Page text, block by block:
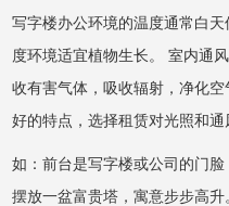
写字楼办公环境的温度通常白
度环境适宜植物生长。 室内通
收有害气体，吸收辐射，净化
好的特点，选择租赁对光照和通
如：前台是写字楼或公司的门
摆放一盆富贵塔，寓意步步高